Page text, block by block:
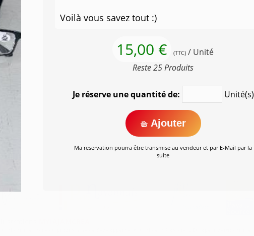
Voilà vous savez tout :)
15,00 € (TTC) / Unité
Reste 25 Produits
Je réserve une quantité de: Unité(s)
Ajouter
Ma reservation pourra être transmise au vendeur et par E-Mail par la
suite